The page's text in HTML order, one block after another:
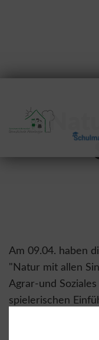
Am 09.04. haben
"Natur mit allen
Agrar-und
spielerischen
mit allen Sinnen